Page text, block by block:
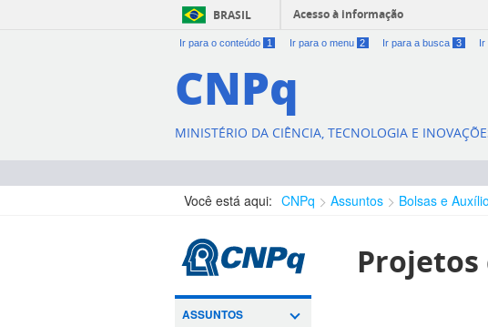
BRASIL Acesso à informação
Ir para o conteúdo 1 Ir para o menu 2 Ir para a busca 3 Ir
CNPq
MINISTÉRIO DA CIÊNCIA, TECNOLOGIA E
Você está aqui: CNPq Assuntos Bolsas e
ASSUNTOS
Projetos